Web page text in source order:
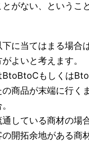
がない、というこ
下に当てはまる場合
よいと考えます。
BtoBtoCもしくは
の商品が末端に行く
通している商材の場
の開拓余地がある商